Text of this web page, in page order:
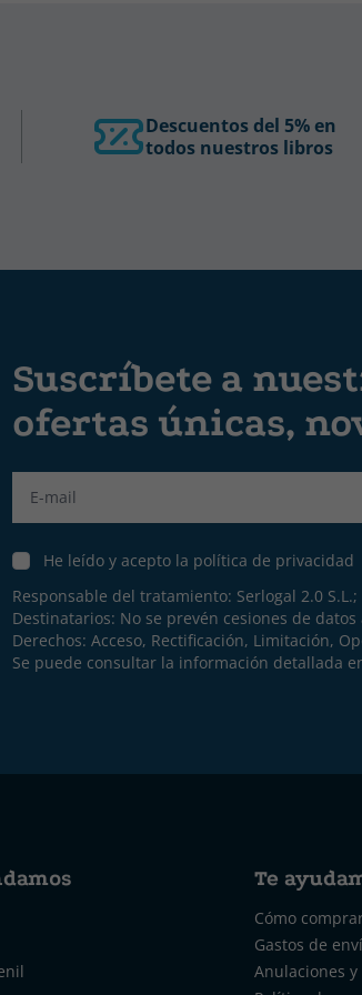
Descuentos del 5% en
todos nuestros libros
Suscríbete a
ofertas únicas,
He leído y acepto la política de privacidad
Responsable del tratamiento: Serlogal 2.0 S.L.;
Destinatarios: No se prevén cesiones de
Derechos: Acceso, Rectificación, Limitación,
Se puede consultar la información detallada
Te
Cómo
Gastos de
Anulaciones